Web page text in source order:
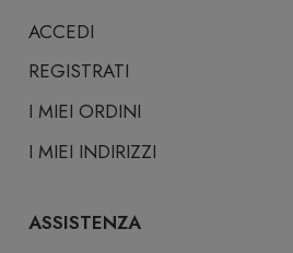
ACCEDI
REGISTRATI
I MIEI ORDINI
I MIEI INDIRIZZI
ASSISTENZA